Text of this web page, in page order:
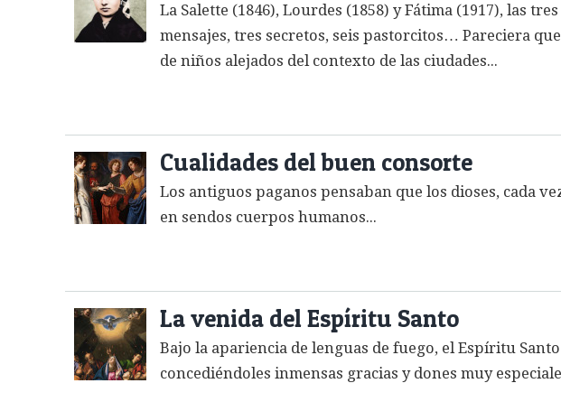
La Salette (1846), Lourdes (1858) y Fátima (1917), las
mensajes, tres secretos, seis pastorcitos… Pareciera
de niños alejados del contexto de las ciudades...
Cualidades del buen consorte
Los antiguos paganos pensaban que los dioses, cada
en sendos cuerpos humanos...
La venida del Espíritu Santo
Bajo la apariencia de lenguas de fuego, el Espíritu
concediéndoles inmensas gracias y dones muy